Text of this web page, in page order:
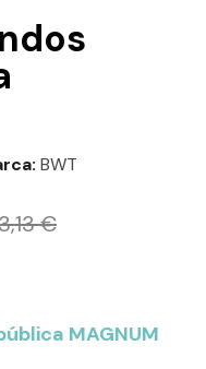
BWT
€
MAGNUM